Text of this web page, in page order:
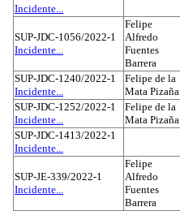
Incidente...
SUP-JDC-1056/2022-1
Incidente...
Felipe
Alfredo
Fuentes
Barrera
SUP-JDC-1240/2022-1
Incidente...
Felipe de la
Mata Pizaña
SUP-JDC-1252/2022-1
Incidente...
Felipe de la
Mata Pizaña
SUP-JDC-1413/2022-1
Incidente...
SUP-JE-339/2022-1
Incidente...
Felipe
Alfredo
Fuentes
Barrera